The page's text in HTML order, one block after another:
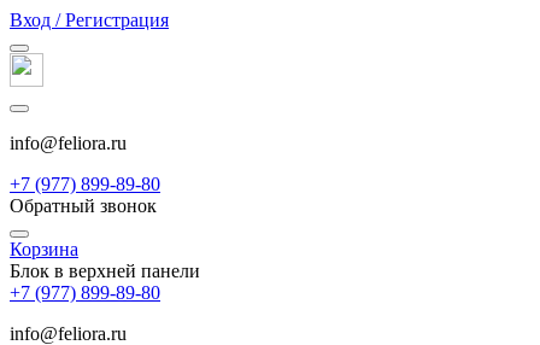
Вход / Регистрация
info@feliora.ru
+7 (977) 899-89-80
Обратный звонок
Корзина
Блок в верхней панели
+7 (977) 899-89-80
info@feliora.ru